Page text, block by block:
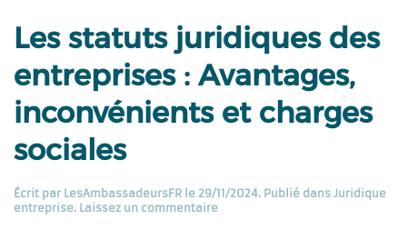
Les statuts juridiques des
entreprises : Avantages,
inconvénients et charges
sociales
Écrit par LesAmbassadeursFR le 29/11/2024. Publié dans Juridique
entreprise. Laissez un commentaire